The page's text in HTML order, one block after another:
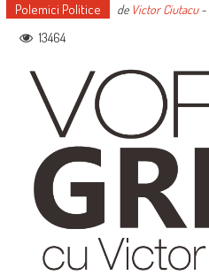
Polemici Politice de Victor Ciutacu-
13464